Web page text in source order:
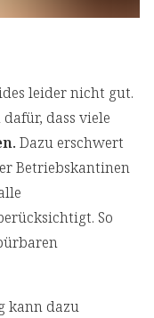
leider nicht gut.
dass viele
Dazu erschwert
Betriebskantinen
So
kann dazu